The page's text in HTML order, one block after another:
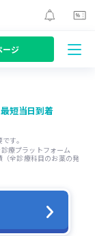
ージ
最短当日到着
す。
療プラットフォーム
（全診療科目のお薬の発